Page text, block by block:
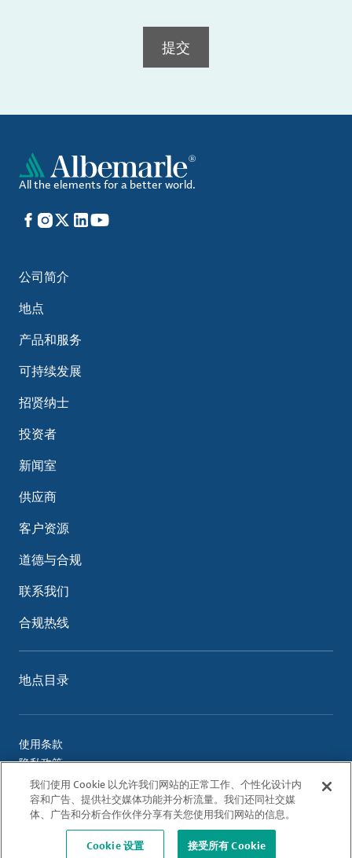
提交
All the elements for a better world.
Facebook
Instagram
X LinkedIn
YouTube
公司简介
地点
产品和服务
可持续发展
招贤纳士
投资者
新闻室
供应商
客户资源
道德与合规
联系我们
合规热线
地点目录
使用条款
隐私政策
Cookie 政策
© 2026 Albemarle Corporation. All Rights Reserved.
我们使用 Cookie 以允许我们网站的正常工作、个性化设计内
容和广告、提供社交媒体功能并分析流量。我们还同社交媒
体、广告和分析合作伙伴分享有关您使用我们网站的信息。
Cookie 设置 接受所有 Cookie